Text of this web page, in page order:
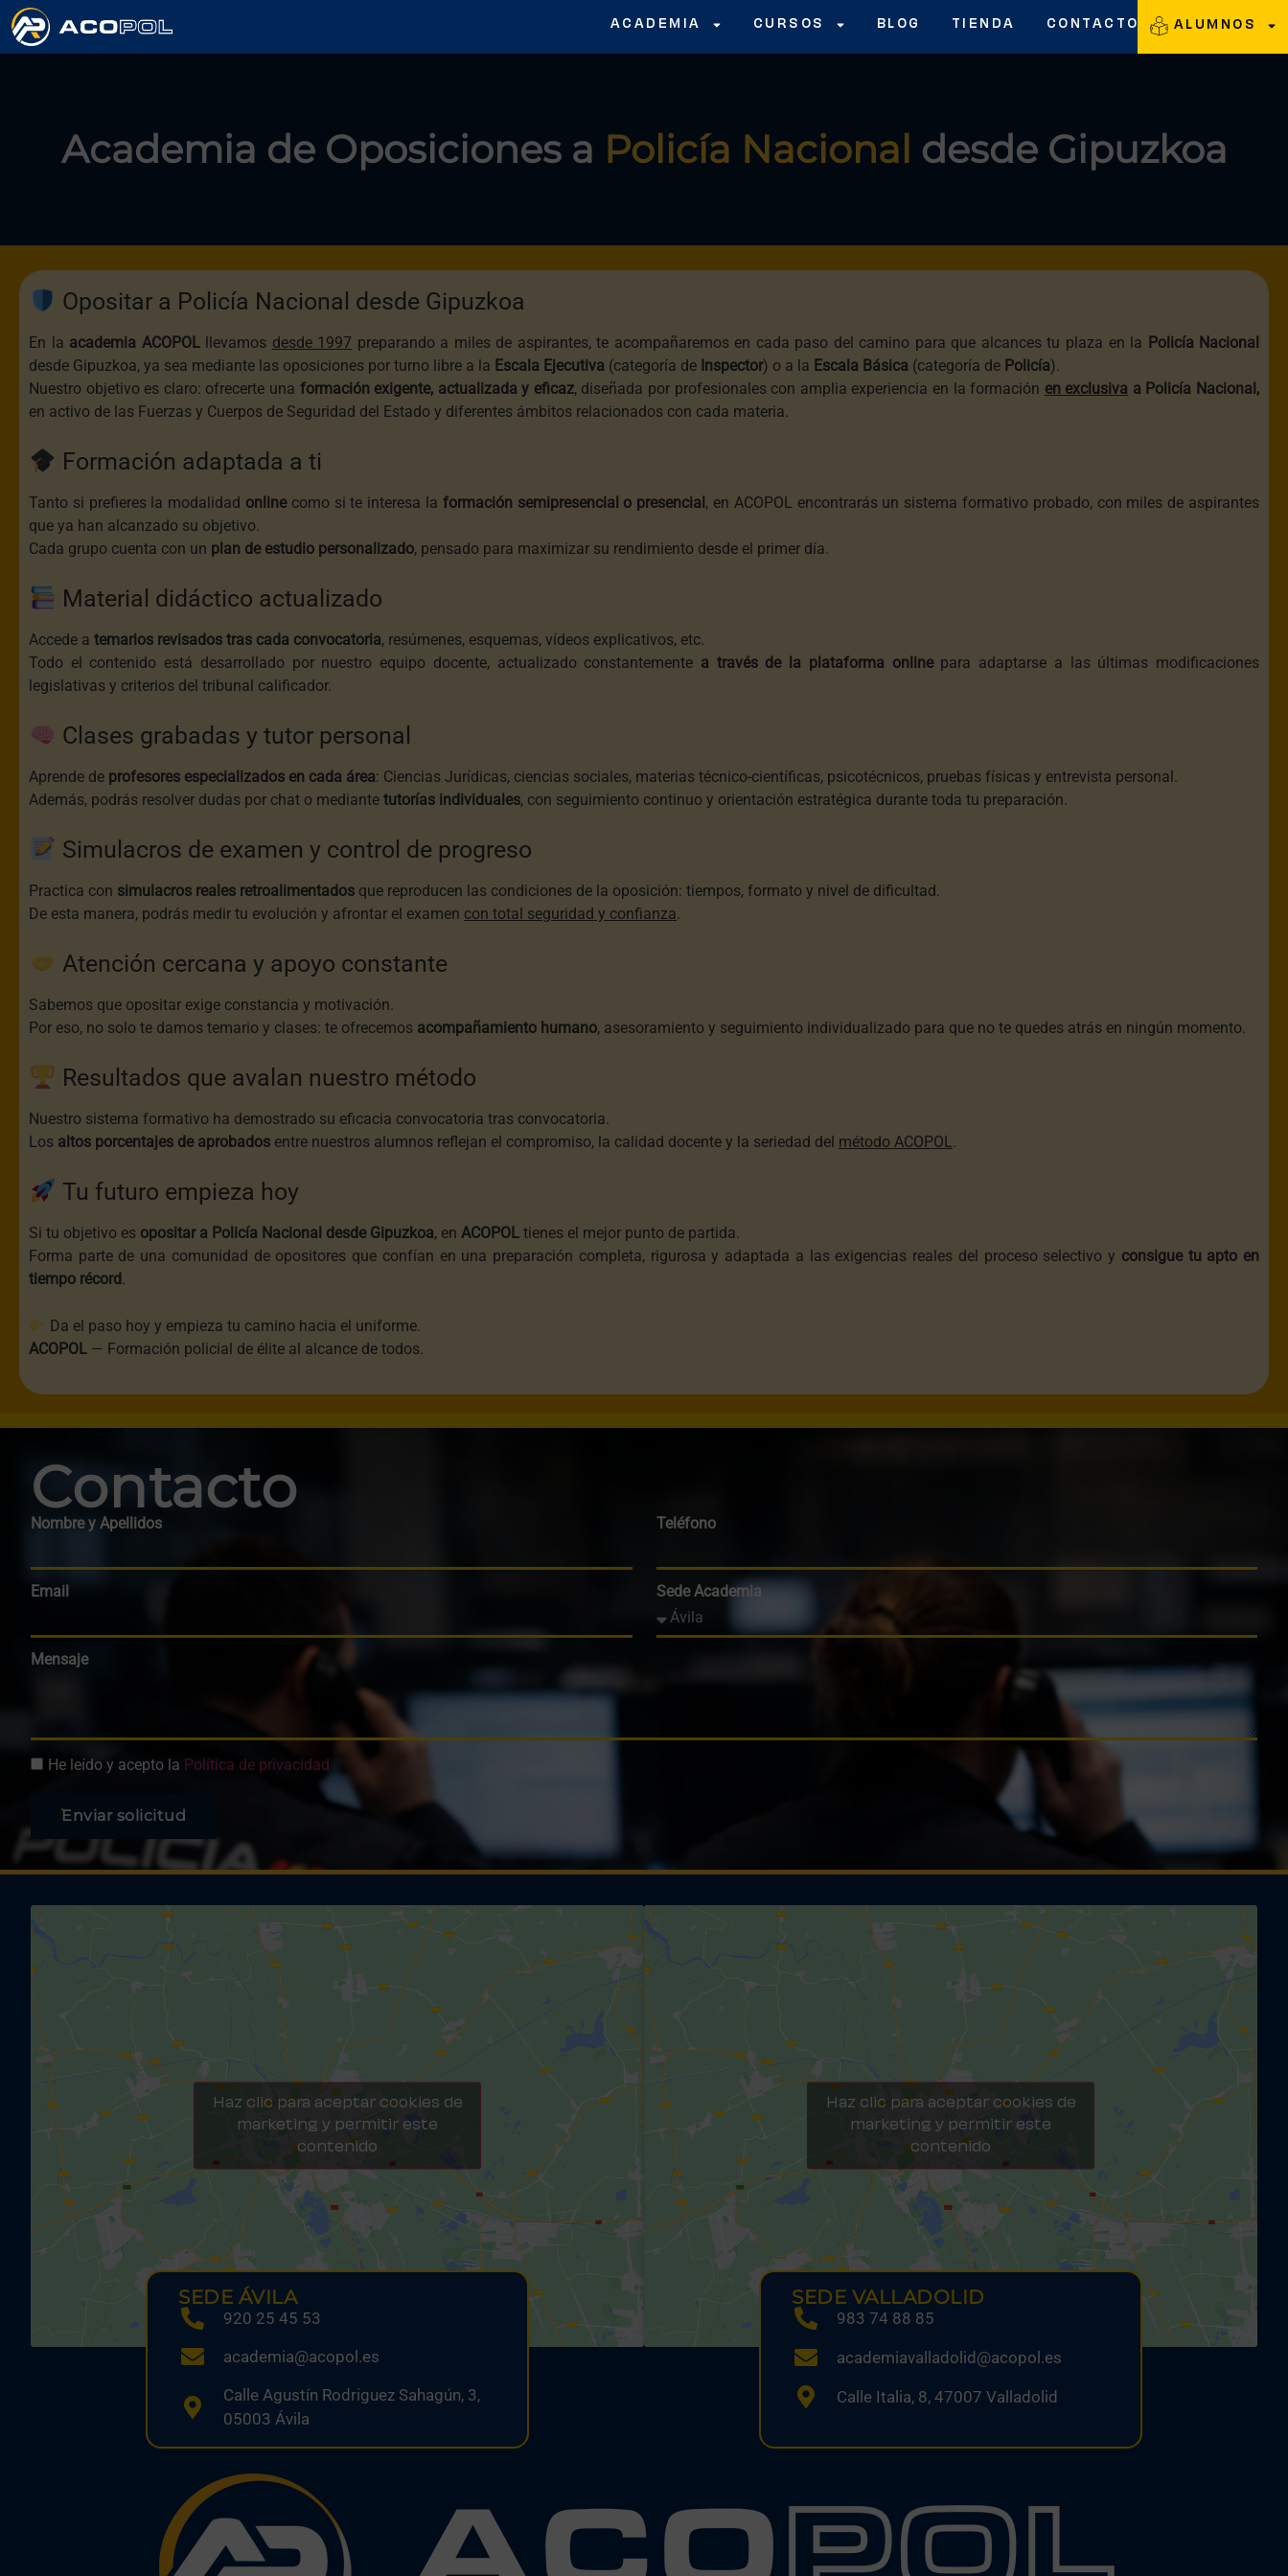
ACADEMIA CURSOS BLOG TIENDA CONTACTO ALUMNOS
Academia de Oposiciones a Policía Nacional desde Gipuzkoa
Opositar a Policía Nacional desde Gipuzkoa
En la academia ACOPOL llevamos desde 1997 preparando a miles de aspirantes, te acompañaremos en cada paso del camino para que alcances tu plaza en la Policía Nacional
desde Gipuzkoa, ya sea mediante las oposiciones por turno libre a la Escala Ejecutiva (categoría de Inspector) o a la Escala Básica (categoría de Policía).
Nuestro objetivo es claro: ofrecerte una formación exigente, actualizada y eficaz, diseñada por profesionales con amplia experiencia en la formación en exclusiva a Policía Nacional,
en activo de las Fuerzas y Cuerpos de Seguridad del Estado y diferentes ámbitos relacionados con cada materia.
Formación adaptada a ti
Tanto si prefieres la modalidad onlinecomo si te interesa la formación semipresencial o presencial , en ACOPOL encontrarás un sistema formativo probado, con miles de aspirantes
que ya han alcanzado su objetivo.
Cada grupo cuenta con un plan de estudio personalizado, pensado para maximizar su rendimiento desde el primer día.
Material didáctico actualizado
Accede a temarios revisados tras cada convocatoria, resúmenes, esquemas, vídeos explicativos, etc.
Todo el contenido está desarrollado por nuestro equipo docente, actualizado constantemente a través de la plataforma onlinepara adaptarse a las últimas modificaciones
legislativas y criterios del tribunal calificador.
Clases grabadas y tutor personal
Aprende de profesores especializados en cada área: Ciencias Jurídicas, ciencias sociales, materias técnico-científicas, psicotécnicos, pruebas físicas y entrevista personal.
Además, podrás resolver dudas por chat o mediante tutorías individuales, con seguimiento continuo y orientación estratégica durante toda tu preparación.
Simulacros de examen y control de progreso
Practica con simulacros reales retroalimentados que reproducen las condiciones de la oposición: tiempos, formato y nivel de dificultad.
De esta manera, podrás medir tu evolución y afrontar el examen con total seguridad y confianza.
Atención cercana y apoyo constante
Sabemos que opositar exige constancia y motivación.
Por eso, no solo te damos temario y clases: te ofrecemos acompañamiento humano, asesoramiento y seguimiento individualizado para que no te quedes atrás en ningún momento.
Resultados que avalan nuestro método
Nuestro sistema formativo ha demostrado su eficacia convocatoria tras convocatoria.
Los altos porcentajes de aprobados entre nuestros alumnos reflejan el compromiso, la calidad docente y la seriedad del método ACOPOL.
Tu futuro empieza hoy
Si tu objetivo es opositar a Policía Nacional desde Gipuzkoa, en ACOPOL tienes el mejor punto de partida.
Forma parte de una comunidad de opositores que confían en una preparación completa, rigurosa y adaptada a las exigencias reales del proceso selectivo y consigue tu apto en
tiempo récord.
Da el paso hoy y empieza tu camino hacia el uniforme.
ACOPOL — Formación policial de élite al alcance de todos.
Contacto
Nombre y Apellidos Teléfono
Email Sede Academia
Mensaje
He leído y acepto la Política de privacidad
Enviar solicitud
Haz clic para aceptar cookies de
marketing y permitir este
contenido
SEDE ÁVILA
920 25 45 53
academia@acopol.es
Calle Agustín Rodriguez Sahagún, 3,
05003 Ávila
Haz clic para aceptar cookies de
marketing y permitir este
contenido
SEDE VALLADOLID
983 74 88 85
academiavalladolid@acopol.es
Calle Italia, 8, 47007 Valladolid